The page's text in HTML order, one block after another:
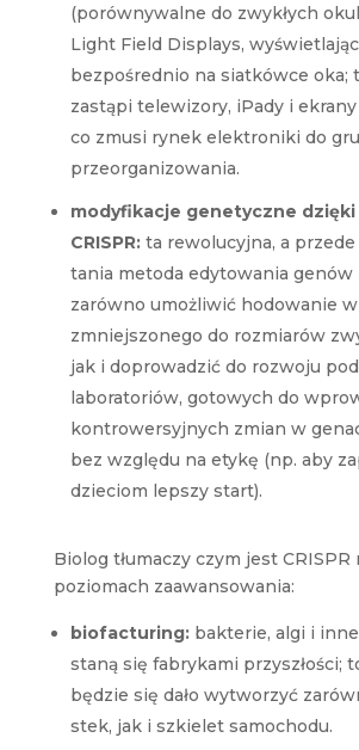
(porównywalne do zwykłych
Light Field Displays,
bezpośrednio na siatkówce oka;
zastąpi telewizory, iPady i
co zmusi rynek elektroniki do
przeorganizowania.
modyfikacje genetyczne
CRISPR:ta rewolucyjna, a
tania metoda edytowania genów
zarówno umożliwić hodowanie
zmniejszonego do rozmiarów
jak i doprowadzić do rozwoju
laboratoriów, gotowych do
kontrowersyjnych zmian w
bez względu na etykę (np. aby
dzieciom lepszy start).
Biolog tłumaczy czym jest CRISPR
poziomach zaawansowania:
biofacturing:bakterie, algi i
staną się fabrykami przyszłości;
będzie się dało wytworzyć
stek, jak i szkielet samochodu.